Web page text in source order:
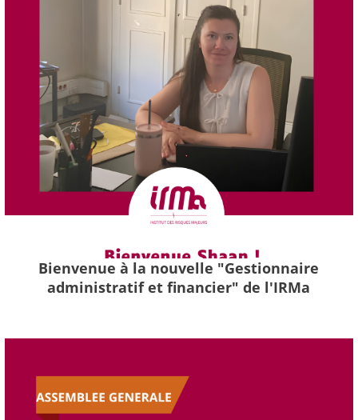
Bienvenue à la nouvelle "Gestionnaire
administratif et financier" de l'IRMa